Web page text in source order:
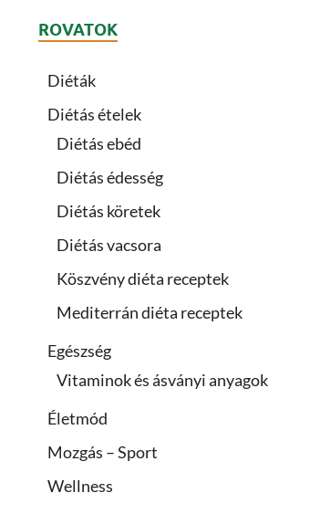
ROVATOK
Diéták
Diétás ételek
Diétás ebéd
Diétás édesség
Diétás köretek
Diétás vacsora
Köszvény diéta receptek
Mediterrán diéta receptek
Egészség
Vitaminok és ásványi anyagok
Életmód
Mozgás – Sport
Wellness